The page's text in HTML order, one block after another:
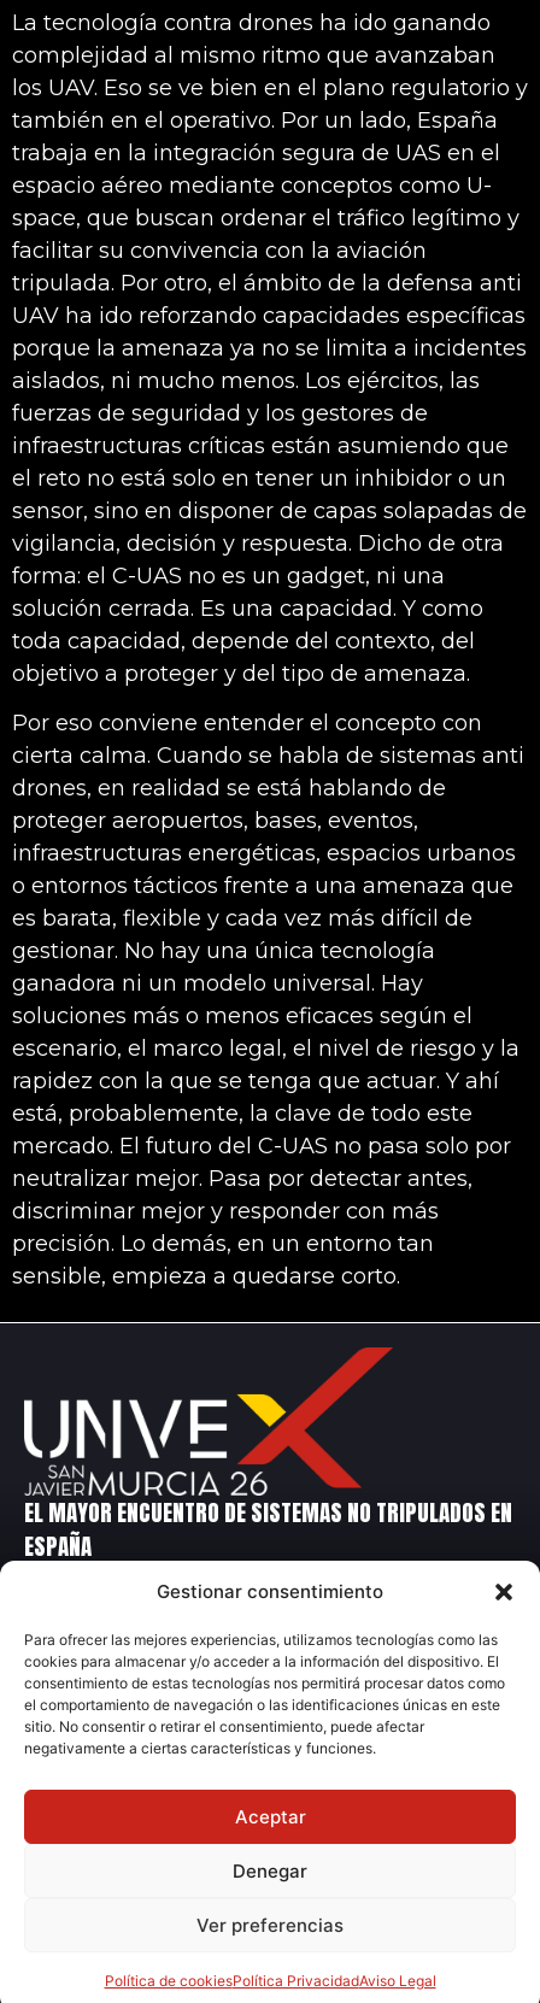
Gestionar consentimiento
Para ofrecer las mejores experiencias, utilizamos tecnologías como las
cookies para almacenar y/o acceder a la información del dispositivo. El
consentimiento de estas tecnologías nos permitirá procesar datos como
el comportamiento de navegación o las identificaciones únicas en este
sitio. No consentir o retirar el consentimiento, puede afectar
negativamente a ciertas características y funciones.
Aceptar
Denegar
Ver preferencias
Política de cookiesPolítica PrivacidadAviso Legal
La tecnología contra drones ha ido ganando
complejidad al mismo ritmo que avanzaban
los UAV. Eso se ve bien en el plano regulatorio y
también en el operativo. Por un lado, España
trabaja en la integración segura de UAS en el
espacio aéreo mediante conceptos como U-
space, que buscan ordenar el tráfico legítimo y
facilitar su convivencia con la aviación
tripulada. Por otro, el ámbito de la defensa anti
UAV ha ido reforzando capacidades específicas
porque la amenaza ya no se limita a incidentes
aislados, ni mucho menos. Los ejércitos, las
fuerzas de seguridad y los gestores de
infraestructuras críticas están asumiendo que
el reto no está solo en tener un inhibidor o un
sensor, sino en disponer de capas solapadas de
vigilancia, decisión y respuesta. Dicho de otra
forma: el C-UAS no es un gadget, ni una
solución cerrada. Es una capacidad. Y como
toda capacidad, depende del contexto, del
objetivo a proteger y del tipo de amenaza.
Por eso conviene entender el concepto con
cierta calma. Cuando se habla de sistemas anti
drones, en realidad se está hablando de
proteger aeropuertos, bases, eventos,
infraestructuras energéticas, espacios urbanos
o entornos tácticos frente a una amenaza que
es barata, flexible y cada vez más difícil de
gestionar. No hay una única tecnología
ganadora ni un modelo universal. Hay
soluciones más o menos eficaces según el
escenario, el marco legal, el nivel de riesgo y la
rapidez con la que se tenga que actuar. Y ahí
está, probablemente, la clave de todo este
mercado. El futuro del C-UAS no pasa solo por
neutralizar mejor. Pasa por detectar antes,
discriminar mejor y responder con más
precisión. Lo demás, en un entorno tan
sensible, empieza a quedarse corto.
EL MAYOR ENCUENTRO DE SISTEMAS NO TRIPULADOS EN
ESPAÑA
+34 699 14 86 90
+34 91 231 70 04
unvex@grupometalia.com